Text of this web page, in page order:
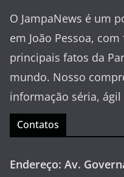
O JampaNews é um
em João Pessoa,
principais fatos da
mundo. Nosso
informação séria,
Contatos
Endereço: Av.